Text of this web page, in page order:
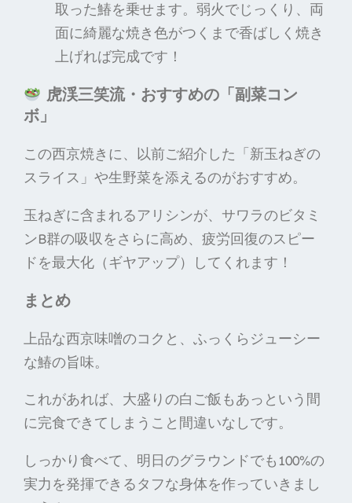
取った鰆を乗せます。弱火でじっくり、両
面に綺麗な焼き色がつくまで香ばしく焼き
上げれば完成です！
虎渓三笑流・おすすめの「副菜コン
ボ」
この西京焼きに、以前ご紹介した「新玉ねぎの
スライス」や生野菜を添えるのがおすすめ。
玉ねぎに含まれるアリシンが、サワラのビタミ
ンB群の吸収をさらに高め、疲労回復のスピー
ドを最大化（ギヤアップ）してくれます！
まとめ
上品な西京味噌のコクと、ふっくらジューシー
な鰆の旨味。
これがあれば、大盛りの白ご飯もあっという間
に完食できてしまうこと間違いなしです。
しっかり食べて、明日のグラウンドでも100%の
実力を発揮できるタフな身体を作っていきまし